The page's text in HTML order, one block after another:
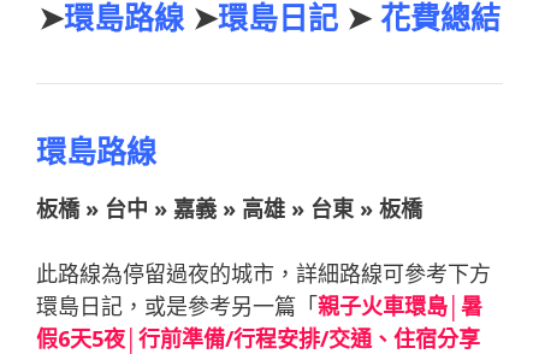
➤環島路線 ➤環島日記 ➤ 花費總結
環島路線
板橋 » 台中 » 嘉義 » 高雄 » 台東 » 板橋
此路線為停留過夜的城市，詳細路線可參考下方
環島日記，或是參考另一篇「親子火車環島│暑
假6天5夜│行前準備/行程安排/交通、住宿分享